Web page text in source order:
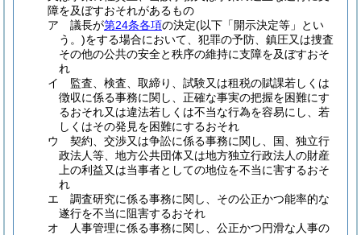
障を及ぼすおそれがあるもの
ア
議長が第24条各項の決定(以下「開示決定等」とい
う。)をする場合において、犯罪の予防、鎮圧又は捜査
その他の公共の安全と秩序の維持に支障を及ぼすおそ
れ
イ
監査、検査、取締り、試験又は租税の賦課若しくは
徴収に係る事務に関し、正確な事実の把握を困難にす
るおそれ又は違法若しくは不当な行為を容易にし、若
しくはその発見を困難にするおそれ
ウ
契約、交渉又は争訟に係る事務に関し、国、独立行
政法人等、地方公共団体又は地方独立行政法人の財産
上の利益又は当事者としての地位を不当に害するおそ
れ
エ
調査研究に係る事務に関し、その公正かつ能率的な
遂行を不当に阻害するおそれ
オ
人事管理に係る事務に関し、公正かつ円滑な人事の